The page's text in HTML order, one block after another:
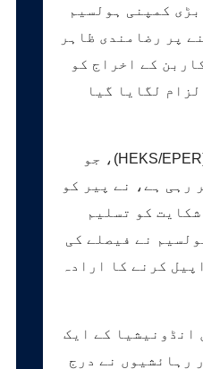
کمپنی ہولسیم
پر رضامندی ظاہر
کے اخراج کو
لگایا گیا
این جی او سوئس چرچ ایڈ (HEKS/EPER)، جو
رہی ہے، نے پیر کو
کو تسلیم
نے فیصلے کی
کرنے کا ارادہ
جنوری 2023 میں انڈونیشیا کے ایک
رہائشیوں نے درج